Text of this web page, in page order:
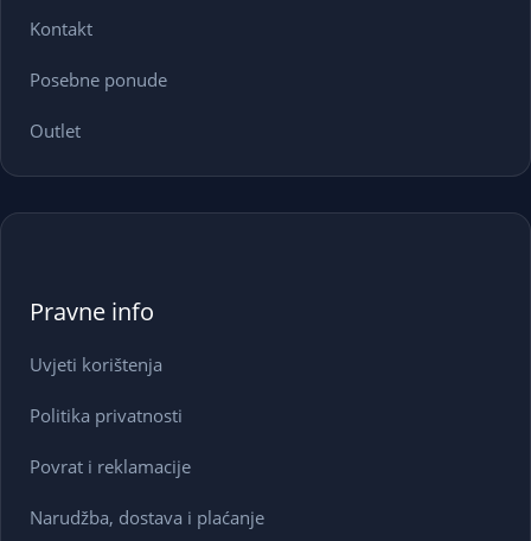
Kontakt
Posebne ponude
Outlet
Pravne info
Uvjeti korištenja
Politika privatnosti
Povrat i reklamacije
Narudžba, dostava i plaćanje